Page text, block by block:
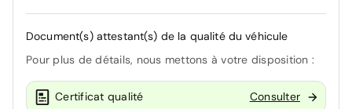
Document(s) attestant(s) de la qualité du véhicule
Pour plus de détails, nous mettons à votre disposition :
Certificat qualité Consulter